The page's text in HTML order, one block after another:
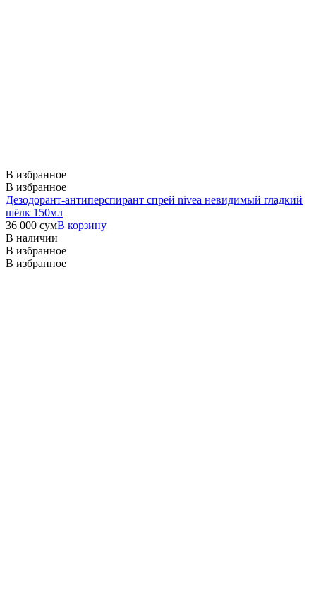
В избранное
В избранное
Дезодорант-антиперспирант спрей nivea невидимый гладкий
шёлк 150мл
36 000 сумВ корзину
В наличии
В избранное
В избранное